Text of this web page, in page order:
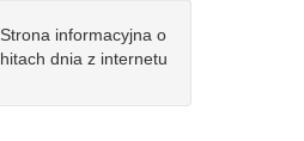
Strona informacyjna o
hitach dnia z internetu